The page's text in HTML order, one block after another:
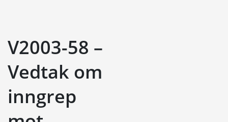
V2003-58 –
Vedtak om
inngrep